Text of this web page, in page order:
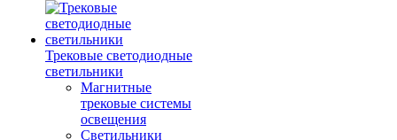
Трековые светодиодные
светильники
Магнитные
трековые системы
освещения
Светильники